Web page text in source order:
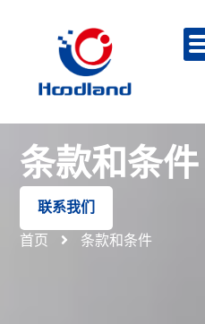
条款和条件
联系我们
首页 条款和条件